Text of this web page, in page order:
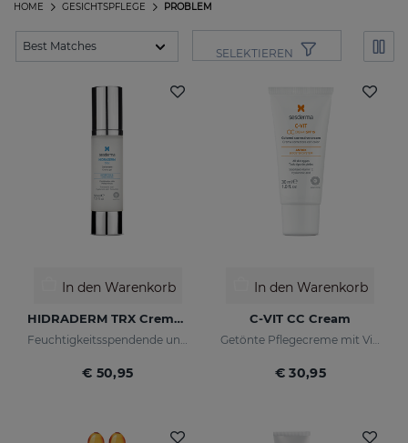
PROBLEM
GESICHTSPFLEGE
HOME
SELEKTIEREN
In den Warenkorb
HIDRADERM TRX Cremegel
Feuchtigkeitsspendende und aufhellende Wirkung für Mischhaut
€ 50,95
In den Warenkorb
C-VIT CC Cream
Getönte Pflegecreme mit Vitamin C und Hyaluronsäure
€ 30,95